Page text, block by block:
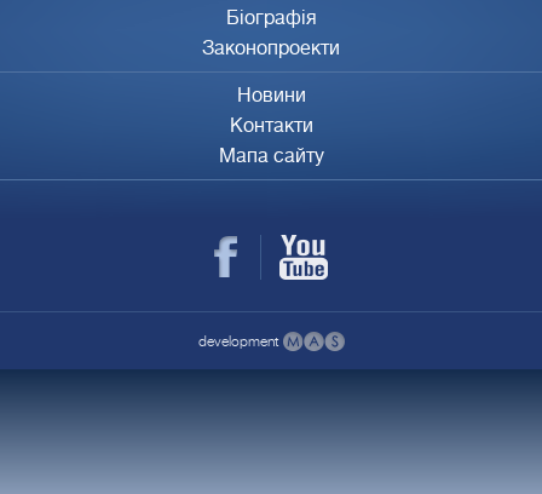
Біографія
Законопроекти
Новини
Контакти
Мапа сайту
development